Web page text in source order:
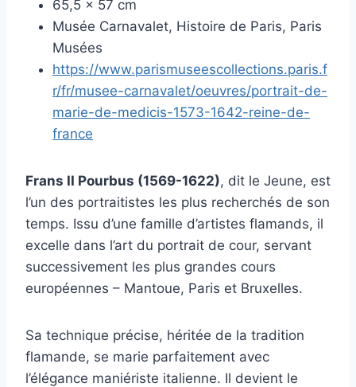
65,5 x 57 cm
Musée Carnavalet, Histoire de Paris, Paris
Musées
https://www.parismuseescollections.paris.f
r/fr/musee-carnavalet/oeuvres/portrait-de-
marie-de-medicis-1573-1642-reine-de-
france
Frans II Pourbus (1569-1622), dit le Jeune, est
l’un des portraitistes les plus recherchés de son
temps. Issu d’une famille d’artistes flamands, il
excelle dans l’art du portrait de cour, servant
successivement les plus grandes cours
européennes – Mantoue, Paris et Bruxelles.
Sa technique précise, héritée de la tradition
flamande, se marie parfaitement avec
l’élégance maniériste italienne. Il devient le